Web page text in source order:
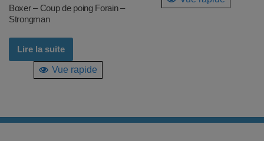
Boxer – Coup de poing Forain –
Strongman
Lire la suite
Vue rapide